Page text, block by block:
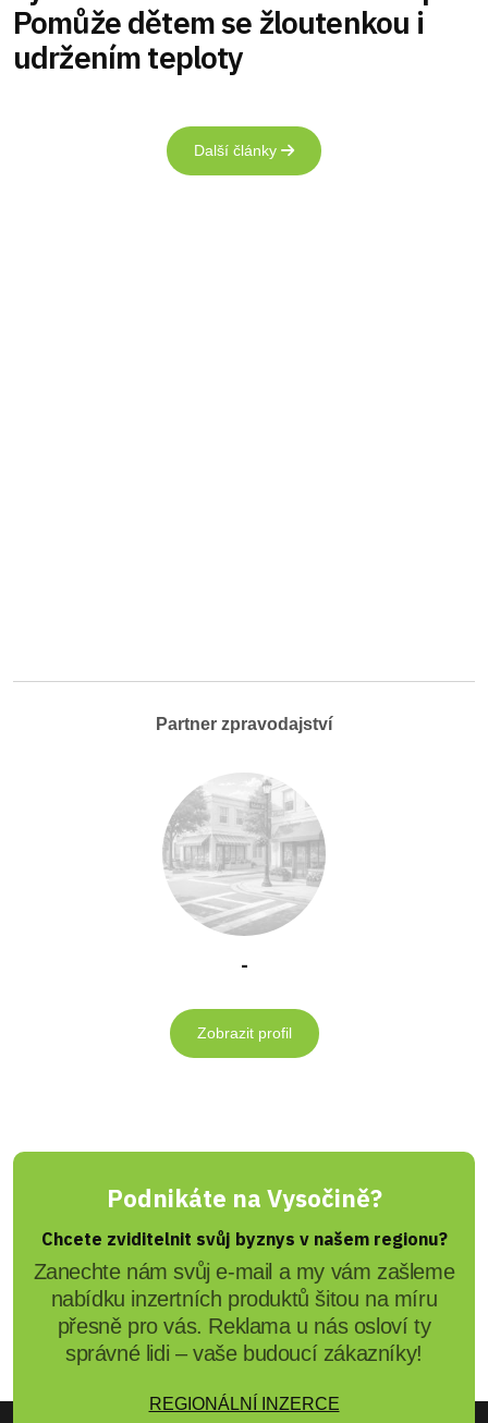
Pomůže dětem se žloutenkou i
udržením teploty
Další články
Partner zpravodajství
-
Zobrazit profil
Podnikáte na Vysočině?
Chcete zviditelnit svůj byznys v našem regionu?
Zanechte nám svůj e-mail a my vám zašleme
nabídku inzertních produktů šitou na míru
přesně pro vás. Reklama u nás osloví ty
správné lidi – vaše budoucí zákazníky!
REGIONÁLNÍ INZERCE